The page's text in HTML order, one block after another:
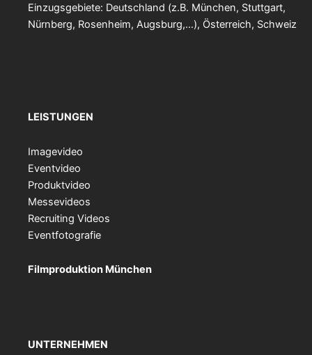
Einzugsgebiete: Deutschland (z.B. München, Stuttgart,
Nürnberg, Rosenheim, Augsburg,…), Österreich, Schweiz
LEISTUNGEN
Imagevideo
Eventvideo
Produktvideo
Messevideos
Recruiting Videos
Eventfotografie
Filmproduktion München
UNTERNEHMEN